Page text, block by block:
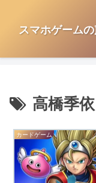
スマホゲーム
高橋季依
カードゲーム